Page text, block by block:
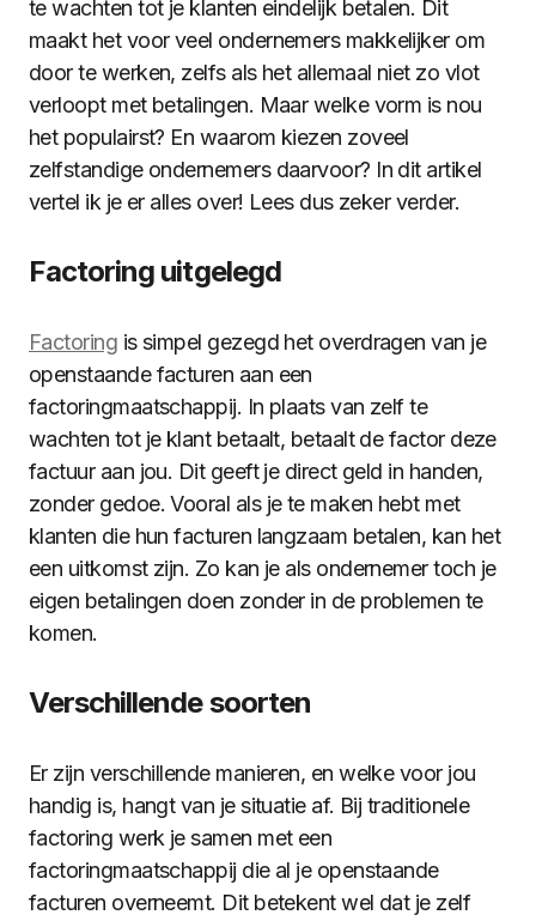
te wachten tot je klanten eindelijk betalen. Dit
maakt het voor veel ondernemers makkelijker om
door te werken, zelfs als het allemaal niet zo vlot
verloopt met betalingen. Maar welke vorm is nou
het populairst? En waarom kiezen zoveel
zelfstandige ondernemers daarvoor? In dit artikel
vertel ik je er alles over! Lees dus zeker verder.
Factoring uitgelegd
Factoring is simpel gezegd het overdragen van je
openstaande facturen aan een
factoringmaatschappij. In plaats van zelf te
wachten tot je klant betaalt, betaalt de factor deze
factuur aan jou. Dit geeft je direct geld in handen,
zonder gedoe. Vooral als je te maken hebt met
klanten die hun facturen langzaam betalen, kan het
een uitkomst zijn. Zo kan je als ondernemer toch je
eigen betalingen doen zonder in de problemen te
komen.
Verschillende soorten
Er zijn verschillende manieren, en welke voor jou
handig is, hangt van je situatie af. Bij traditionele
factoring werk je samen met een
factoringmaatschappij die al je openstaande
facturen overneemt. Dit betekent wel dat je zelf